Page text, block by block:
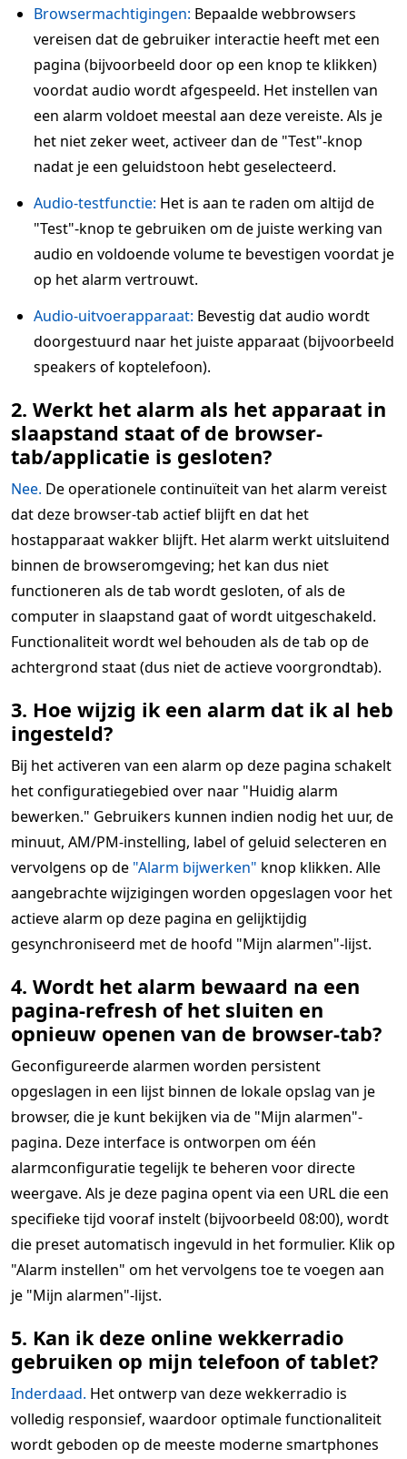
Browsermachtigingen: Bepaalde webbrowsers
vereisen dat de gebruiker interactie heeft met een
pagina (bijvoorbeeld door op een knop te klikken)
voordat audio wordt afgespeeld. Het instellen van
een alarm voldoet meestal aan deze vereiste. Als je
het niet zeker weet, activeer dan de "Test"-knop
nadat je een geluidstoon hebt geselecteerd.
Audio-testfunctie: Het is aan te raden om altijd de
"Test"-knop te gebruiken om de juiste werking van
audio en voldoende volume te bevestigen voordat je
op het alarm vertrouwt.
Audio-uitvoerapparaat: Bevestig dat audio wordt
doorgestuurd naar het juiste apparaat (bijvoorbeeld
speakers of koptelefoon).
2. Werkt het alarm als het apparaat in
slaapstand staat of de browser-
tab/applicatie is gesloten?
Nee. De operationele continuïteit van het alarm vereist
dat deze browser-tab actief blijft en dat het
hostapparaat wakker blijft. Het alarm werkt uitsluitend
binnen de browseromgeving; het kan dus niet
functioneren als de tab wordt gesloten, of als de
computer in slaapstand gaat of wordt uitgeschakeld.
Functionaliteit wordt wel behouden als de tab op de
achtergrond staat (dus niet de actieve voorgrondtab).
3. Hoe wijzig ik een alarm dat ik al heb
ingesteld?
Bij het activeren van een alarm op deze pagina schakelt
het configuratiegebied over naar "Huidig alarm
bewerken." Gebruikers kunnen indien nodig het uur, de
minuut, AM/PM-instelling, label of geluid selecteren en
vervolgens op de "Alarm bijwerken" knop klikken. Alle
aangebrachte wijzigingen worden opgeslagen voor het
actieve alarm op deze pagina en gelijktijdig
gesynchroniseerd met de hoofd "Mijn alarmen"-lijst.
4. Wordt het alarm bewaard na een
pagina-refresh of het sluiten en
opnieuw openen van de browser-tab?
Geconfigureerde alarmen worden persistent
opgeslagen in een lijst binnen de lokale opslag van je
browser, die je kunt bekijken via de "Mijn alarmen"-
pagina. Deze interface is ontworpen om één
alarmconfiguratie tegelijk te beheren voor directe
weergave. Als je deze pagina opent via een URL die een
specifieke tijd vooraf instelt (bijvoorbeeld 08:00), wordt
die preset automatisch ingevuld in het formulier. Klik op
"Alarm instellen" om het vervolgens toe te voegen aan
je "Mijn alarmen"-lijst.
5. Kan ik deze online wekkerradio
gebruiken op mijn telefoon of tablet?
Inderdaad. Het ontwerp van deze wekkerradio is
volledig responsief, waardoor optimale functionaliteit
wordt geboden op de meeste moderne smartphones